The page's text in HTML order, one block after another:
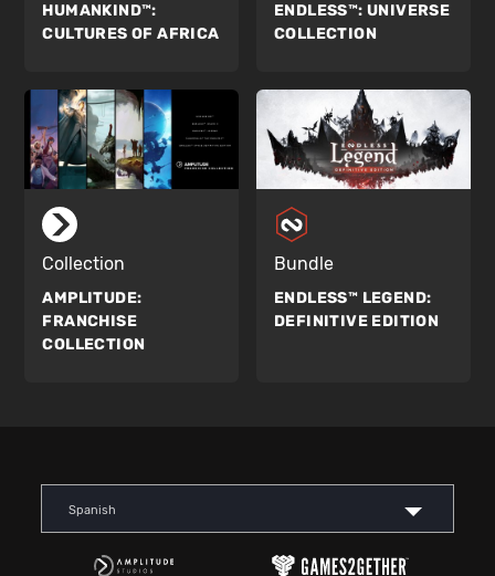
HUMANKIND™:
CULTURES OF AFRICA
ENDLESS™: UNIVERSE
COLLECTION
Collection
AMPLITUDE:
FRANCHISE
COLLECTION
Bundle
ENDLESS™ LEGEND:
DEFINITIVE EDITION
Spanish